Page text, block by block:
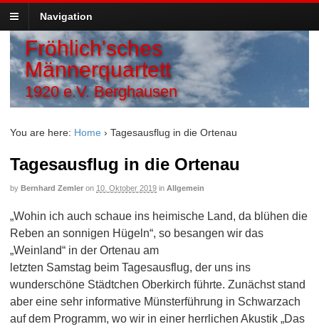
Navigation
Fröhlich'sches
Männerquartett
1920 e.V. Berghausen
You are here: Home › Tagesausflug in die Ortenau
Tagesausflug in die Ortenau
by Bernhard Zemler on 10. Oktober 2019 in Allgemein
„Wohin ich auch schaue ins heimische Land, da blühen die
Reben an sonnigen Hügeln“, so besangen wir das
„Weinland“ in der Ortenau am
letzten Samstag beim Tagesausflug, der uns ins
wunderschöne Städtchen Oberkirch führte. Zunächst stand
aber eine sehr informative Münsterführung in Schwarzach
auf dem Programm, wo wir in einer herrlichen Akustik „Das